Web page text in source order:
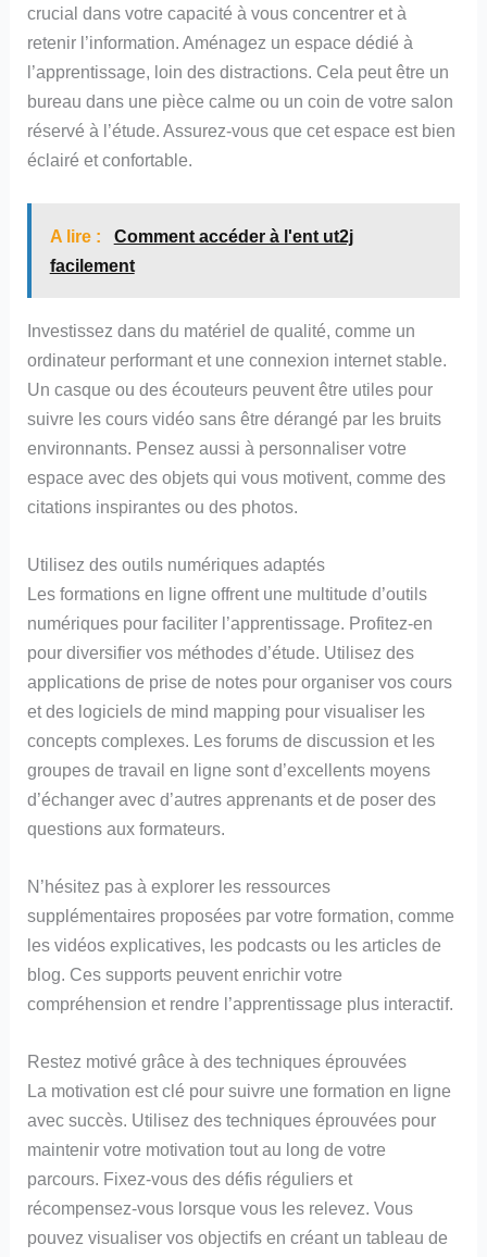
crucial dans votre capacité à vous concentrer et à
retenir l’information. Aménagez un espace dédié à
l’apprentissage, loin des distractions. Cela peut être un
bureau dans une pièce calme ou un coin de votre salon
réservé à l’étude. Assurez-vous que cet espace est bien
éclairé et confortable.
A lire :
Comment accéder à l'ent ut2j
facilement
Investissez dans du matériel de qualité, comme un
ordinateur performant et une connexion internet stable.
Un casque ou des écouteurs peuvent être utiles pour
suivre les cours vidéo sans être dérangé par les bruits
environnants. Pensez aussi à personnaliser votre
espace avec des objets qui vous motivent, comme des
citations inspirantes ou des photos.
Utilisez des outils numériques adaptés
Les formations en ligne offrent une multitude d’outils
numériques pour faciliter l’apprentissage. Profitez-en
pour diversifier vos méthodes d’étude. Utilisez des
applications de prise de notes pour organiser vos cours
et des logiciels de mind mapping pour visualiser les
concepts complexes. Les forums de discussion et les
groupes de travail en ligne sont d’excellents moyens
d’échanger avec d’autres apprenants et de poser des
questions aux formateurs.
N’hésitez pas à explorer les ressources
supplémentaires proposées par votre formation, comme
les vidéos explicatives, les podcasts ou les articles de
blog. Ces supports peuvent enrichir votre
compréhension et rendre l’apprentissage plus interactif.
Restez motivé grâce à des techniques éprouvées
La motivation est clé pour suivre une formation en ligne
avec succès. Utilisez des techniques éprouvées pour
maintenir votre motivation tout au long de votre
parcours. Fixez-vous des défis réguliers et
récompensez-vous lorsque vous les relevez. Vous
pouvez visualiser vos objectifs en créant un tableau de